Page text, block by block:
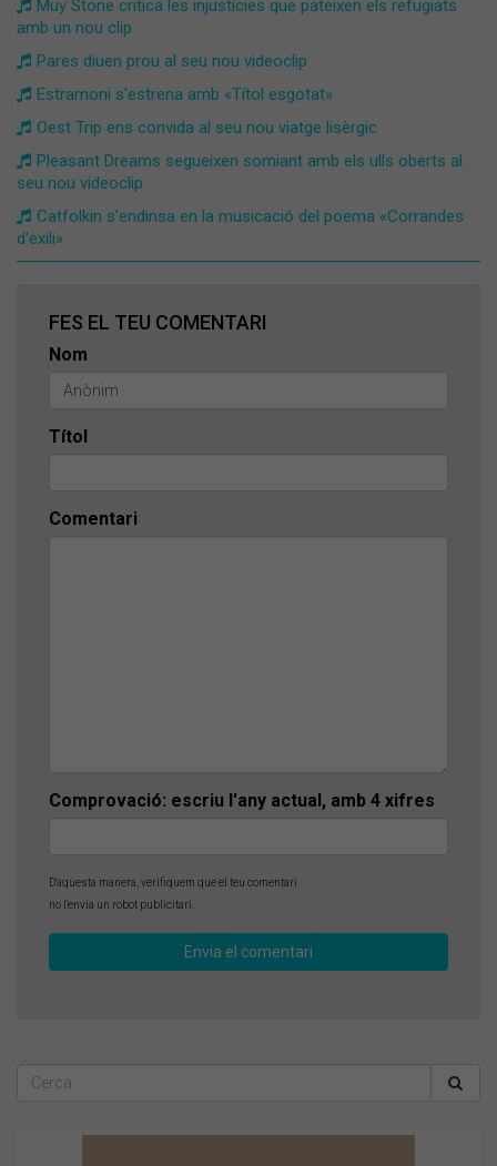
Muy Stone critica les injustícies que pateixen els refugiats
amb un nou clip
Pares diuen prou al seu nou videoclip
Estramoni s'estrena amb «Títol esgotat»
Oest Trip ens convida al seu nou viatge lisèrgic
Pleasant Dreams segueixen somiant amb els ulls oberts al
seu nou videoclip
Catfolkin s'endinsa en la musicació del poema «Corrandes
d'exili»
FES EL TEU COMENTARI
Nom
Títol
Comentari
Comprovació: escriu l'any actual, amb 4 xifres
D'aquesta manera, verifiquem que el teu comentari
no l'envia un robot publicitari.